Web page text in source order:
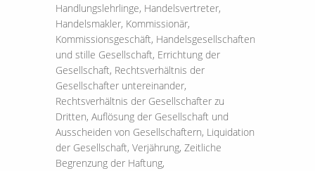
Handlungslehrlinge, Handelsvertreter,
Handelsmakler, Kommissionär,
Kommissionsgeschäft, Handelsgesellschaften
und stille Gesellschaft, Errichtung der
Gesellschaft, Rechtsverhältnis der
Gesellschafter untereinander,
Rechtsverhältnis der Gesellschafter zu
Dritten, Auflösung der Gesellschaft und
Ausscheiden von Gesellschaftern, Liquidation
der Gesellschaft, Verjährung, Zeitliche
Begrenzung der Haftung,